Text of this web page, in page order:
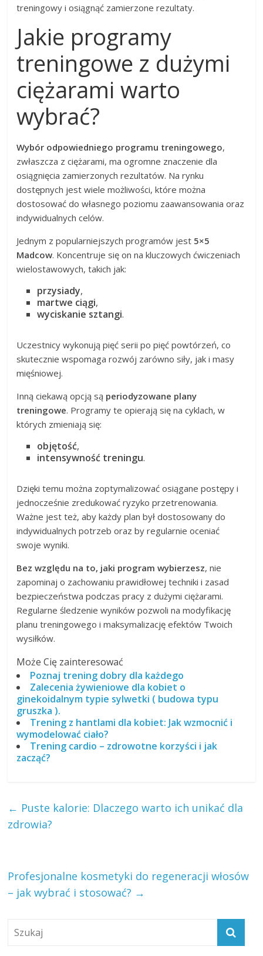
treningowy i osiągnąć zamierzone rezultaty.
Jakie programy
treningowe z dużymi
ciężarami warto
wybrać?
Wybór odpowiedniego programu treningowego,
zwłaszcza z ciężarami, ma ogromne znaczenie dla
osiągnięcia zamierzonych rezultatów. Na rynku
dostępnych jest wiele możliwości, które można
dostosować do własnego poziomu zaawansowania oraz
indywidualnych celów.
Jednym z popularniejszych programów jest 5×5
Madcow. Koncentruje się on na kluczowych ćwiczeniach
wielostawowych, takich jak:
przysiady,
martwe ciągi,
wyciskanie sztangi.
Uczestnicy wykonują pięć serii po pięć powtórzeń, co
skutecznie wspomaga rozwój zarówno siły, jak i masy
mięśniowej.
Inną ciekawą opcją są periodyzowane plany
treningowe. Programy te opierają się na cyklach, w
których zmieniają się:
objętość,
intensywność treningu.
Dzięki temu można zoptymalizować osiągane postępy i
jednocześnie zredukować ryzyko przetrenowania.
Ważne jest też, aby każdy plan był dostosowany do
indywidualnych potrzeb oraz by regularnie oceniać
swoje wyniki.
Bez względu na to, jaki program wybierzesz, nie
zapominaj o zachowaniu prawidłowej techniki i zasad
bezpieczeństwa podczas pracy z dużymi ciężarami.
Regularne śledzenie wyników pozwoli na modyfikację
planu treningowego i maksymalizację efektów Twoich
wysiłków.
Może Cię zainteresować
Poznaj trening dobry dla każdego
Zalecenia żywieniowe dla kobiet o
ginekoidalnym typie sylwetki ( budowa typu
gruszka ).
Trening z hantlami dla kobiet: Jak wzmocnić i
wymodelować ciało?
Trening cardio – zdrowotne korzyści i jak
zacząć?
← Puste kalorie: Dlaczego warto ich unikać dla
zdrowia?
Profesjonalne kosmetyki do regeneracji włosów
– jak wybrać i stosować? →